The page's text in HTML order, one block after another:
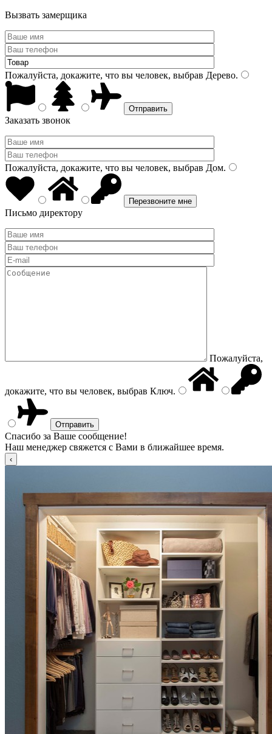
Вызвать замерщика
Пожалуйста, докажите, что вы человек, выбрав Дерево.
Заказать звонок
Пожалуйста, докажите, что вы человек, выбрав Дом.
Письмо директору
Пожалуйста,
докажите, что вы человек, выбрав Ключ.
Спасибо за Ваше сообщение!
Наш менеджер свяжется с Вами в ближайшее время.